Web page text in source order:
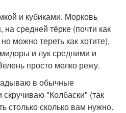
и кубиками. Морковь
средней тёрке (почти как
можно тереть как хотите),
и лук средними и
просто мелко режу.
в обычные
"Колбаски" (так
столько сколько вам нужно.